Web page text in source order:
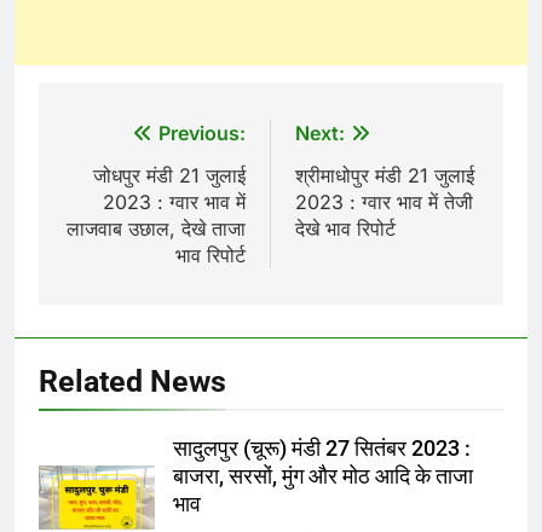
navigation
Previous:
जोधपुर मंडी 21 जुलाई
2023 : ग्वार भाव में
लाजवाब उछाल, देखे ताजा
भाव रिपोर्ट
Next:
श्रीमाधोपुर मंडी 21 जुलाई
2023 : ग्वार भाव में तेजी
देखे भाव रिपोर्ट
Related News
सादुलपुर (चूरू) मंडी 27 सितंबर 2023 :
बाजरा, सरसों, मुंग और मोठ आदि के ताजा
भाव